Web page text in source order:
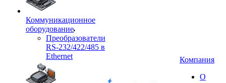
Коммуникационное
оборудование
Преобразователи
RS-232/422/485 в
Ethernet
Компания
О